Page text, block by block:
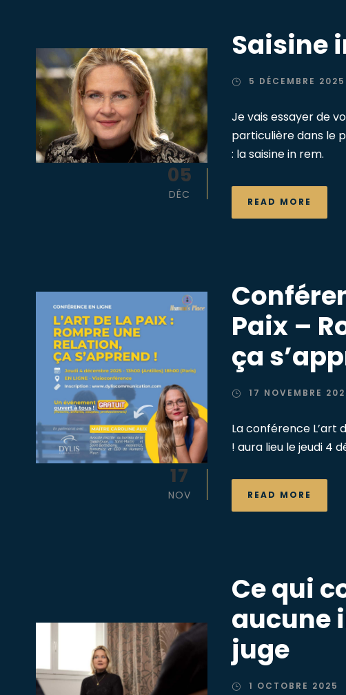
05
DÉC
Saisine
5 DÉCEMBRE 2025
Je vais essayer de
particulière dans le
: la saisine in rem.
READ MORE
17
NOV
Paix –
ça
17 NOVEMBRE
La conférence L’art
! aura lieu le jeudi 4
READ MORE
Ce qui
aucune
juge
1 OCTOBRE 2025